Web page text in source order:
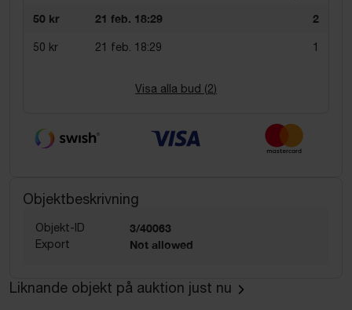
50 kr 21 feb. 18:29 2
50 kr 21 feb. 18:29 1
Visa alla bud (2)
Objektbeskrivning
Objekt-ID 3/40063
Export Not allowed
Liknande objekt på auktion just nu